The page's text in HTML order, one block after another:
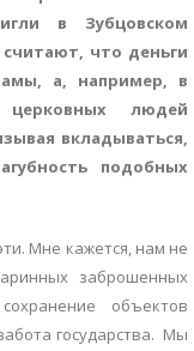
в Зубцовском
что деньги
а, например, в
людей
вкладываться,
подобных
Мне кажется, нам не
заброшенных
объектов
государства. Мы